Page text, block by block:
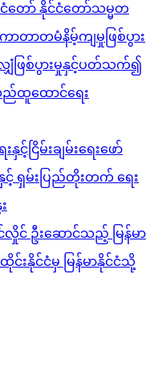
ငံတော် နိုင်ငံတော်သမ္မတ
ာတာတမံနိမ့်ကျမှုဖြစ်ပွား
လျှံဖြစ်ပွားမှုနှင့်ပတ်သက်၍
ထူထောင်ရေး
ငြိမ်းချမ်းရေးဖော်
ရှမ်းပြည်တိုးတက် ရေး
လှိုင် ဦးဆောင်သည့် မြန်မာ
နိုင်ငံမှ မြန်မာနိုင်ငံသို့